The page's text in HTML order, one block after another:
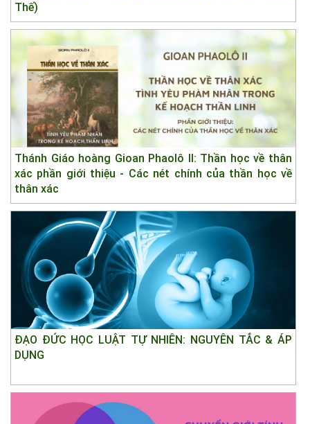
Thế)
Thánh Giáo hoàng Gioan Phaolô II: Thần học về thân
xác phần giới thiệu - Các nét chính của thần học về
thân xác
ĐẠO ĐỨC HỌC LUẬT TỰ NHIÊN: NGUYÊN TẮC & ÁP
DỤNG